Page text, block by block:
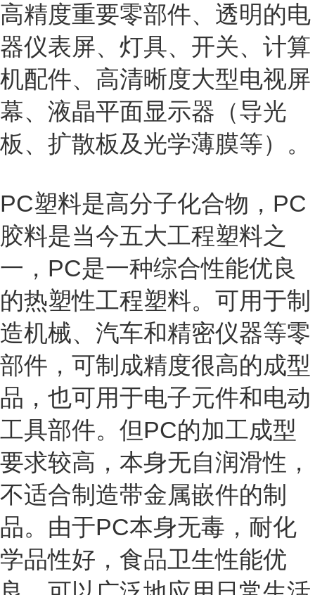
高精度重要零部件、透明的电
器仪表屏、灯具、开关、计算
机配件、高清晰度大型电视屏
幕、液晶平面显示器（导光
板、扩散板及光学薄膜等）。
PC塑料是高分子化合物，PC
胶料是当今五大工程塑料之
一，PC是一种综合性能优良
的热塑性工程塑料。可用于制
造机械、汽车和精密仪器等零
部件，可制成精度很高的成型
品，也可用于电子元件和电动
工具部件。但PC的加工成型
要求较高，本身无自润滑性，
不适合制造带金属嵌件的制
品。由于PC本身无毒，耐化
学品性好，食品卫生性能优